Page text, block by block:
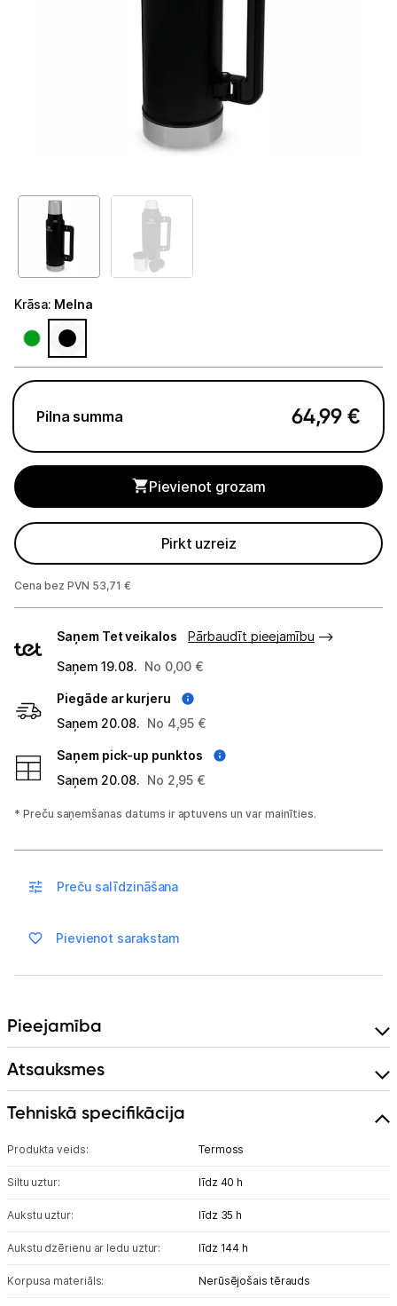
Telefoni, planšetdatori
Viedierīces
Sadzīves tehnika
Lielā tehnika
Mazā tehnika
Kafijas pagatavošana
Kafijas automātu aksesuāri
Termosi un termokrūzes
Mazā virtuves tehnika
Klimata iekārtas
Apģērbu kopšana
Skaistumkopšana
Piederumi sportam
Atpūta
Dronu aksesuāri
Ražotāju atjaunota tehnika
Vēlmju saraksts
Piegāde un apmaksa
Krāsa: Melna
Pilna summa 64,99 €
Pievienot grozam
Pirkt uzreiz
Cena bez PVN 53,71 €
veidi
Saņem Tet veikalos
Pārbaudīt pieejamību
Saņem 19.08. No 0,00 €
Piegāde ar kurjeru
Saņem 20.08. No 4,95 €
Saņem pick-up punktos
Saņem 20.08. No 2,95 €
* Preču saņemšanas datums ir aptuvens un var mainīties.
Preču salīdzināšana
Pievienot sarakstam
Pieejamība
Atsauksmes
Tehniskā specifikācija
Produkta veids: Termoss
Siltu uztur: līdz 40 h
Aukstu uztur: līdz 35 h
Aukstu dzērienu ar ledu uztur: līdz 144 h
Korpusa materiāls: Nerūsējošais tērauds